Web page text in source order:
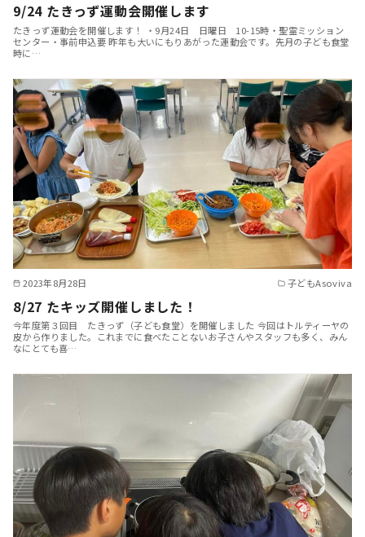
9/24 たきっず運動会開催します
たきっず運動会を開催します！ ・9月24日 日曜日 10-15時・聖霊ミッション
センター・事前申込要 昨年も大いにもりあがった運動会です。先月の子ども食堂
時に…
2023年8月28日 子どもAsoviva
8/27 たキッズ開催しました！
今年度第３回目 たきっず（子ども食堂）を開催しました 今回はトルティーヤの
皮から作りました。これまでに食べたことないお子さんやスタッフも多く、みん
なにとても喜…